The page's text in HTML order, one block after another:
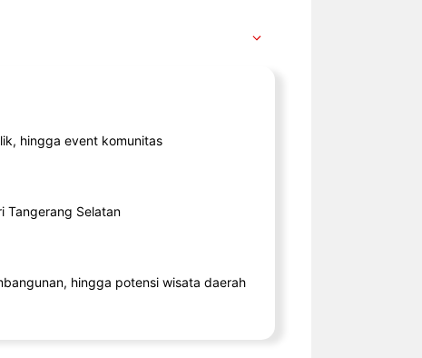
hingga event komunitas
Tangerang Selatan
hingga potensi wisata daerah